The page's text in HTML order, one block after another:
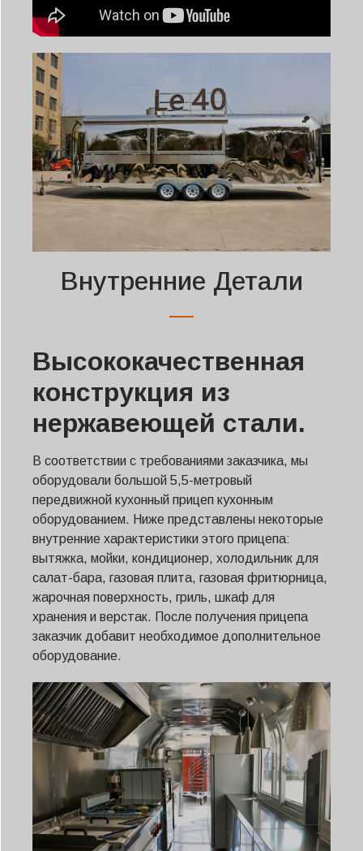
Внутренние Детали
Высококачественная
конструкция из
нержавеющей стали.
В соответствии с требованиями заказчика, мы
оборудовали большой 5,5-метровый
передвижной кухонный прицеп кухонным
оборудованием. Ниже представлены некоторые
внутренние характеристики этого прицепа:
вытяжка, мойки, кондиционер, холодильник для
салат-бара, газовая плита, газовая фритюрница,
жарочная поверхность, гриль, шкаф для
хранения и верстак. После получения прицепа
заказчик добавит необходимое дополнительное
оборудование.